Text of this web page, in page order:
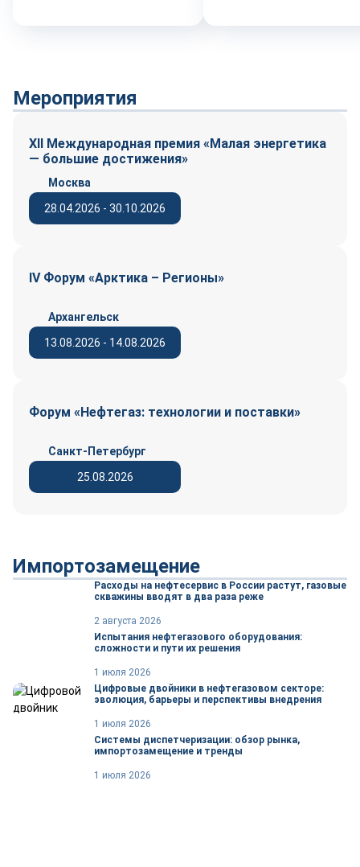
Мероприятия
XII Международная премия «Малая энергетика
— большие достижения»
28.04.2026 - 30.10.2026
Москва
IV Форум «Арктика – Регионы»
13.08.2026 - 14.08.2026
Архангельск
Форум «Нефтегаз: технологии и поставки»
25.08.2026
Санкт-Петербург
Импортозамещение
Расходы на нефтесервис в России растут, газовые
скважины вводят в два раза реже
2 августа 2026
Испытания нефтегазового оборудования:
сложности и пути их решения
1 июля 2026
Цифровые двойники в нефтегазовом секторе:
эволюция, барьеры и перспективы внедрения
1 июля 2026
Системы диспетчеризации: обзор рынка,
импортозамещение и тренды
1 июля 2026